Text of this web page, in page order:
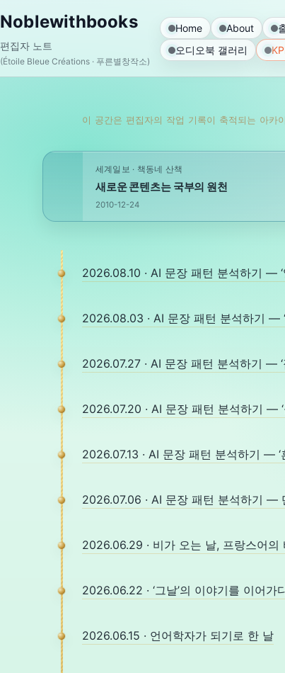
Noblewithbooks
편집자 노트
(Étoile Bleue Créations · 푸른별창작소)
Home About
오디오북 갤러리
이 공간은 편집자의 작업 기록이 축적되는 아카
세계일보 · 책동네 산책
새로운 콘텐츠는 국부의 원천
2010-12-24
2026.08.10 · AI 문장 패턴 분석하기 — ‘
2026.08.03 · AI 문장 패턴 분석하기 —
2026.07.27 · AI 문장 패턴 분석하기 —
2026.07.20 · AI 문장 패턴 분석하기 —
2026.07.13 · AI 문장 패턴 분석하기 — ‘
2026.07.06 · AI 문장 패턴 분석하기 —
2026.06.29 · 비가 오는 날, 프랑스어의
2026.06.22 · ‘그날’의 이야기를 이어가
2026.06.15 · 언어학자가 되기로 한 날